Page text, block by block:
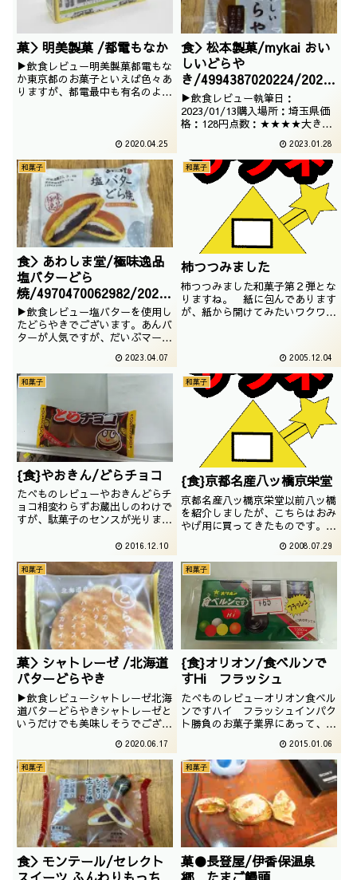
菓＞明美製菓 /都電もなか
▶飲食レビュー明美製菓都電もな
か東京都のお菓子といえば色々あ
りますが、都電最中も有名のよう
2020.04.25
食＞松本製菓/mykai おい
しいどらや
き/4994387020224/2023
/01/13
▶飲食レビュー執筆日：
2023/01/13購入場所：埼玉県価
格：128円点数：★★★★大きい
これは普通においしゅうございま
した。ということで、埼玉県民の
心のよりどころであるロヂャース
のこちらをいただきます。
2023.01.28
和菓子
食＞あわしま堂/極味逸品
塩バターどら
焼/4970470062982/2023
/03/07
▶飲食レビュー塩バターを使用し
たどらやきでございます。あんバ
ターが人気ですが、だいぶマーガ
2023.04.07
和菓子
柿つつみました
柿つつみました和菓子第２弾とな
りますね。 紙に包んであります
が、紙から開けてみたいワクワク
えず紙を見ることにします。 本
物の柿包みました偽物の柿を使う
こともありますが、本物を強調し
ております。 そ...
2005.12.04
和菓子
{食}やおきん/どらチョコ
たべものレビューやおきんどらチ
ョコ相変わらずお蔵出しのわけで
すが、駄菓子のセンスが光りま
事記載は2009年4月です。2016.12.10
和菓子
{食}京都名産八ッ橋京栄堂
京都名産八ッ橋京栄堂以前八ッ橋
を紹介しましたが、こちらはおみ
やげ用に買ってきたものです。名
の方が大きいのですね。勉強にな
ります。
2008.07.29
和菓子
菓＞シャトレーゼ /北海道
バターどらやき
▶飲食レビューシャトレーゼ北海
道バターどらやきシャトレーゼと
いうだけでも美味しそうでござい
ぽくはないですが、ジカセイアン
は入っているようです。撮影：
2020／04/02
2020.06.17
和菓子
{食}オリオン/食ベルンで
すHi フラッシュ
たべものレビューオリオン食ベル
ンですハイ フラッシュインパク
ト勝負のお菓子業界にあって、こ
すね。今回はそんな、写ルンです
ならぬ食べるんですでございま
す。撮影日は2014年10月
2015.01.06
和菓子
食＞モンテール/セレクト
スイーツ ふんわりもっち
和菓子
菓●長登屋/伊香保温泉
郷 たまご饅頭